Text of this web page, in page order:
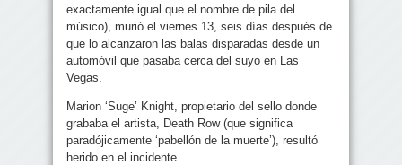
exactamente igual que el nombre de pila del
músico), murió el viernes 13, seis días después de
que lo alcanzaron las balas disparadas desde un
automóvil que pasaba cerca del suyo en Las
Vegas.
Marion ‘Suge’ Knight, propietario del sello donde
grababa el artista, Death Row (que significa
paradójicamente ‘pabellón de la muerte’), resultó
herido en el incidente.